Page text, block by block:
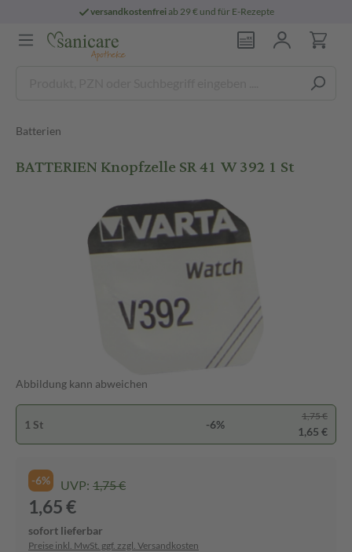
versandkostenfreiab 29 € und für E-Rezepte
Batterien
BATTERIEN Knopfzelle SR 41 W 392 1 St
Abbildung kann abweichen
1 St -6%
1,75 €
1,65 €
-6% UVP: 1,75 €
1,65 €
sofort lieferbar
Preise inkl. MwSt. ggf. zzgl. Versandkosten